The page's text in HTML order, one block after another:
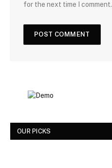
for the next time I comment.
OUR PICKS